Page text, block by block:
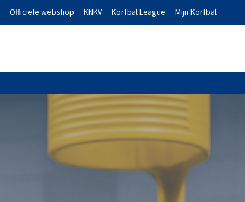
Officiële webshop KNKV Korfbal League Mijn Korfbal